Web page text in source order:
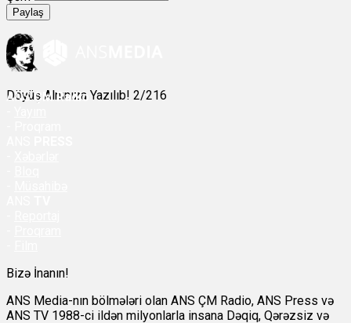
Paylaş
Döyüş Alnınıza Yazılıb! 2/216
ANSÇM Radio
Bizə İnanın!
ANS Media-nın bölmələri olan ANS ÇM Radio, ANS Press və
ANS TV 1988-ci ildən milyonlarla insana Dəqiq, Qərəzsiz və